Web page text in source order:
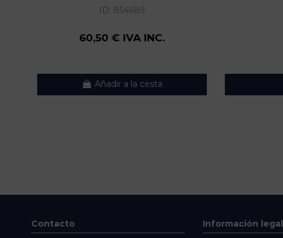
ID: 854689
60,50 € IVA INC.
Añadir a la cesta
Contacto Información legal